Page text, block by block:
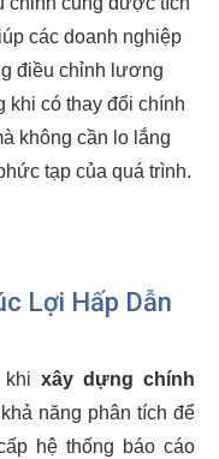
các doanh nghiệp
điều chỉnh lương
khi có thay đổi chính
không cần lo lắng
tạp của quá trình.
Lợi Hấp Dẫn
khixây dựng chính
năng phân tích để
hệ thống báo cáo